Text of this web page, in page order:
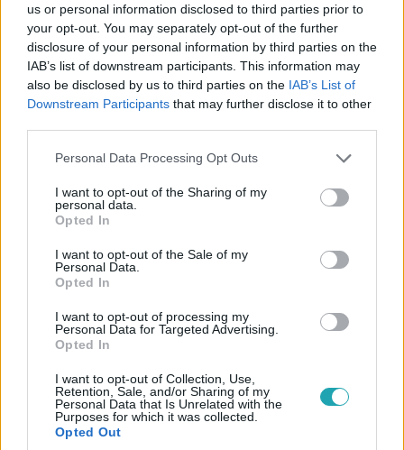
us or personal information disclosed to third parties prior to
your opt-out. You may separately opt-out of the further
disclosure of your personal information by third parties on the
IAB’s list of downstream participants. This information may
also be disclosed by us to third parties on the IAB’s List of
Downstream Participants that may further disclose it to other
Please note that this website/app uses one or more Google
not limited to your visit or usage behaviour. You may click to
grant or deny consent to Google and its third-party tags to
use your data for below specified purposes in below Google
consent section.
Personal Data Processing Opt Outs
I want to opt-out of the Sharing of my
personal data.
Opted In
I want to opt-out of the Sale of my
Personal Data.
Opted In
I want to opt-out of processing my
Personal Data for Targeted Advertising.
Opted In
I want to opt-out of Collection, Use,
Retention, Sale, and/or Sharing of my
Personal Data that Is Unrelated with the
Purposes for which it was collected.
Opted Out
2025. augusztus 18. 4:28
Figyelem! A hét égi jelensége 3 csillagjegy életét
teljesen megváltoztatja
égi hatása számodra!
Időjárás
2024. július 23. 14:51